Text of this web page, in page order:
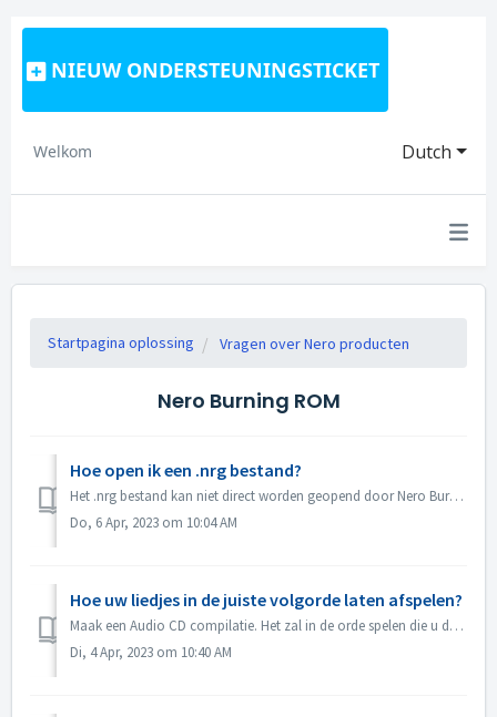
NIEUW ONDERSTEUNINGSTICKET
Dutch
Welkom
Startpagina oplossing Vragen over Nero producten
Nero Burning ROM
Hoe open ik een .nrg bestand?
Het .nrg bestand kan niet direct worden geopend door Nero Burning ROM. Je kunt het nrg bestand op schijf branden met Nero Burning ROM. Of gebruik disk driv...
Do, 6 Apr, 2023 om 10:04 AM
Hoe uw liedjes in de juiste volgorde laten afspelen?
Maak een Audio CD compilatie. Het zal in de orde spelen die u de dossiers toevoegde. Als u met andere compilatie leidt die in feite een gegevensschijf zal b...
Di, 4 Apr, 2023 om 10:40 AM